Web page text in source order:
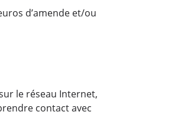
d’amende et/ou
le réseau Internet,
contact avec